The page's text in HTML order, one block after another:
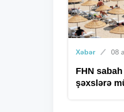
Xəbər 08
FHN
şəxslərə